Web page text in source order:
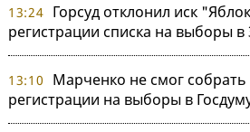
13:24 Горсуд отклонил иск
регистрации списка на выборы в
13:10
Марченко не смог собрать
регистрации на выборы в